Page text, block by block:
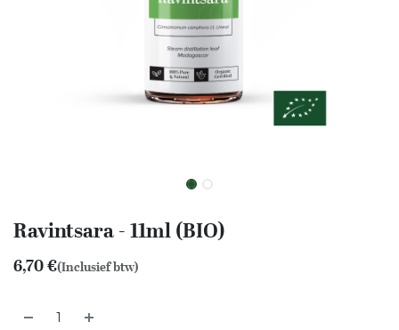
Ravintsara - 11ml (BIO)
6,70€(Inclusief btw)